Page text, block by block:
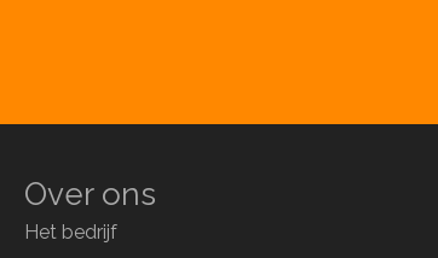
Over ons
Het bedrijf